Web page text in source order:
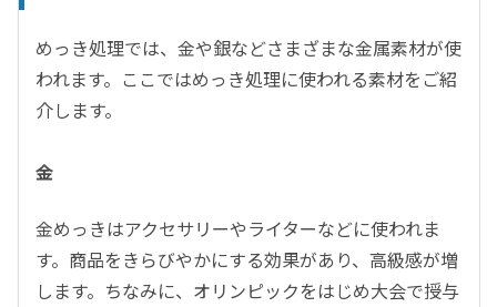
めっき処理では、金や銀などさまざまな金属素材が使
われます。ここではめっき処理に使われる素材をご紹
介します。
金
金めっきはアクセサリーやライターなどに使われま
す。商品をきらびやかにする効果があり、高級感が増
します。ちなみに、オリンピックをはじめ大会で授与